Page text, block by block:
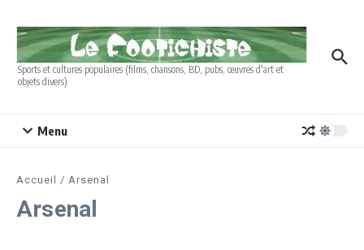
Sports et cultures populaires (films, chansons, BD, pubs, œuvres d'art et
objets divers)
Menu
Accueil / Arsenal
Arsenal